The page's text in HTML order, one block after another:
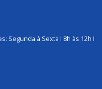
Segunda à Sexta I 8h às 12h I